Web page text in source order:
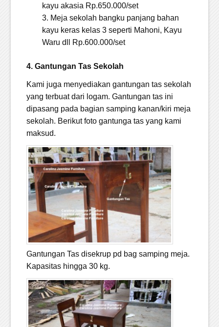
kayu akasia Rp.650.000/set
Meja sekolah bangku panjang bahan
kayu keras kelas 3 seperti Mahoni, Kayu
Waru dll Rp.600.000/set
4. Gantungan Tas Sekolah
Kami juga menyediakan gantungan tas sekolah
yang terbuat dari logam. Gantungan tas ini
dipasang pada bagian samping kanan/kiri meja
sekolah. Berikut foto gantunga tas yang kami
maksud.
Gantungan Tas disekrup pd bag samping meja.
Kapasitas hingga 30 kg.